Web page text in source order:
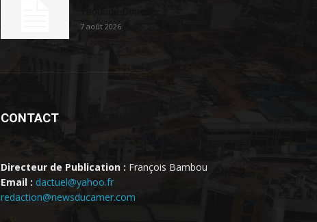
7 août 2026
CONTACT
Directeur de Publication : François Bambou
Email : dactuel@yahoo.fr
redaction@newsducamer.com